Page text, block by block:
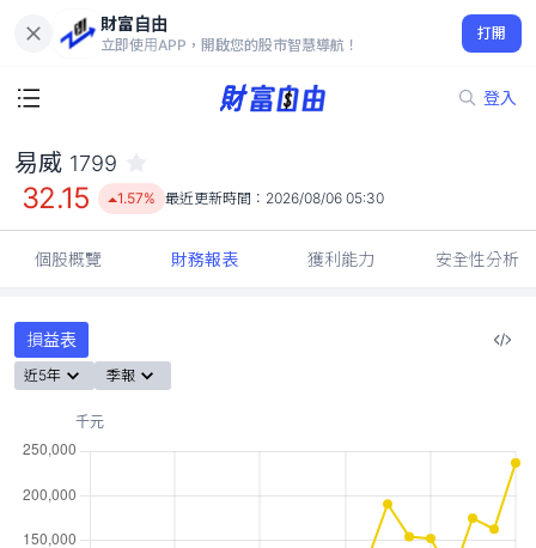
財富自由
立即使用APP，開啟您的股市智慧導航！
打開
登入
32.15
1.57%
易威 1799
32.15 1.57% 最近更新時間： 2026/08/06 05:30
個股概覽 財務報表 獲利能力 安全性分析
損益表
近5年 季報